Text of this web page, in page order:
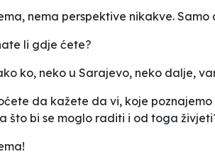
nema perspektive nikakve.
li gdje ćete?
ko, neko u Sarajevo, neko dalje,
da kažete da vi, koje
što bi se moglo raditi i od toga